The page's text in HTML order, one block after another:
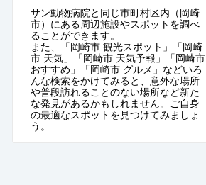
サン動物病院と同じ市町村区内（岡崎
市）にある周辺施設やスポットを調べ
ることができます。
また、「岡崎市 観光スポット」「岡崎
市 天気」「岡崎市 天気予報」「岡崎市
おすすめ」「岡崎市 グルメ」などいろ
んな検索をかけてみると、意外な場所
や普段訪れることのない場所など新た
な発見があるかもしれません。ご自身
の最適なスポットを見つけてみましょ
う。